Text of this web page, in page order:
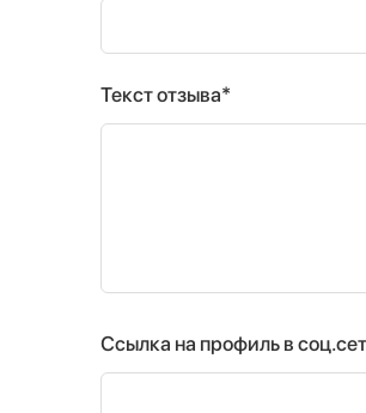
Текст отзыва*
Ссылка на профиль в